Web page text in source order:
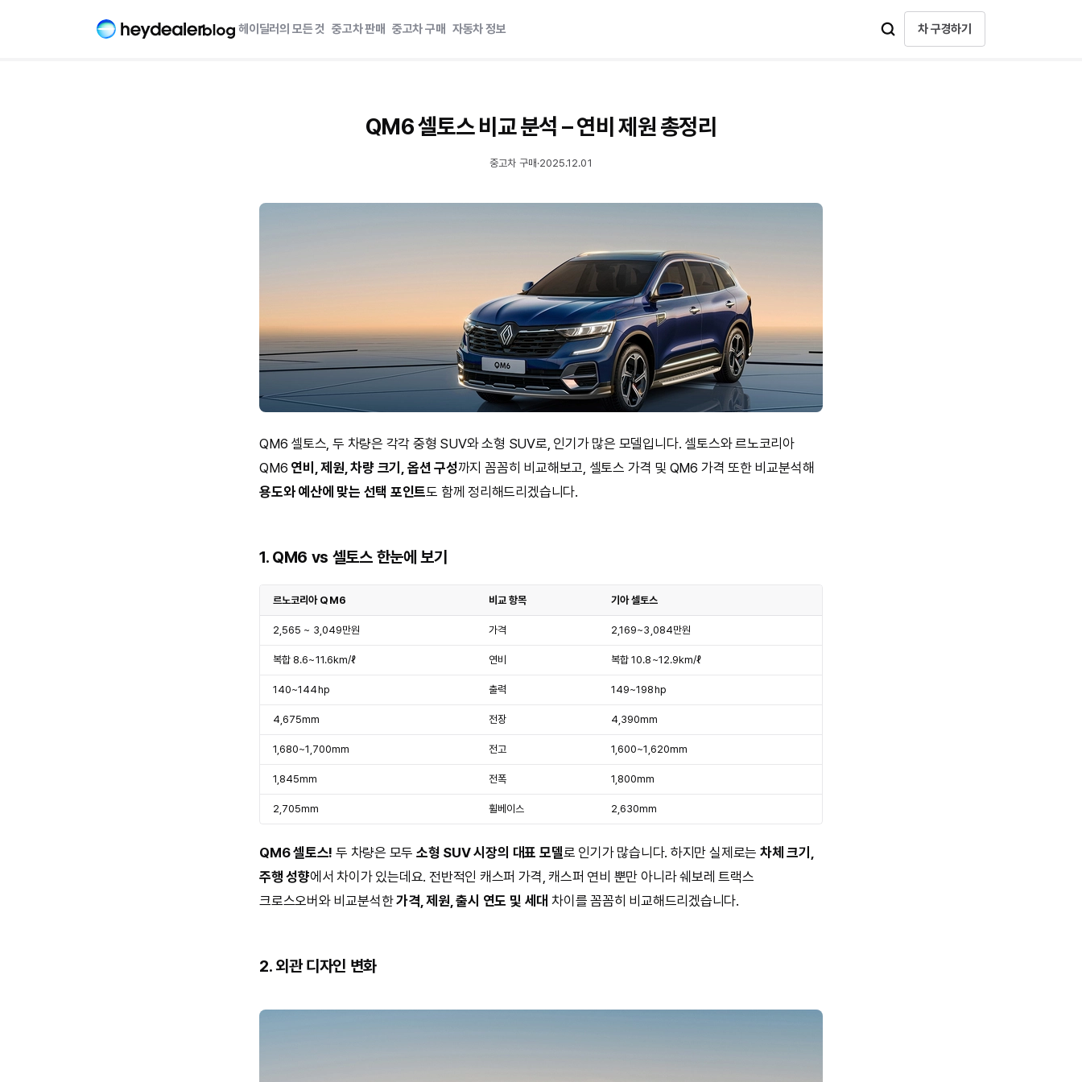
헤이딜러의 모든 것 중고차 판매 중고차 구매 자동차 정보 차 구경하기
QM6 셀토스 비교 분석 – 연비 제원 총정리
중고차 구매 ·2025.12.01
QM6 셀토스, 두 차량은 각각 중형 SUV와 소형 SUV로, 인기가 많은 모델입니다. 셀토스와 르노코리아
QM6 연비, 제원, 차량 크기, 옵션 구성까지 꼼꼼히 비교해보고, 셀토스 가격 및 QM6 가격 또한 비교분석해
용도와 예산에 맞는 선택 포인트도 함께 정리해드리겠습니다.
1.QM6 vs 셀토스 한눈에 보기
르노코리아 QM6 비교 항목 기아 셀토스
2,565 ~ 3,049만원 가격 2,169~3,084만원
복합 8.6~11.6km/ℓ 연비 복합 10.8~12.9km/ℓ
140~144hp 출력 149~198hp
4,675mm 전장 4,390mm
1,680~1,700mm 전고 1,600~1,620mm
1,845mm 전폭 1,800mm
2,705mm 휠베이스 2,630mm
QM6 셀토스! 두 차량은 모두소형 SUV 시장의 대표 모델로 인기가 많습니다. 하지만 실제로는 차체 크기,
주행 성향에서 차이가 있는데요. 전반적인 캐스퍼 가격, 캐스퍼 연비 뿐만 아니라 쉐보레 트랙스
크로스오버와 비교분석한가격, 제원, 출시 연도 및 세대 차이를 꼼꼼히 비교해드리겠습니다.
2. 외관 디자인 변화